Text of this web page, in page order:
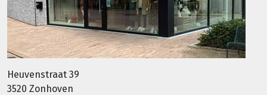
Heuvenstraat 39
3520 Zonhoven